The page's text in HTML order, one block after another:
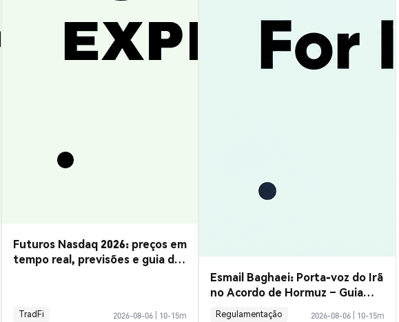
Futuros Nasdaq 2026: preços em
tempo real, previsões e guia de
TradFi 2026-08-06 10-15m
Esmail Baghaei: Porta-voz do Irã
no Acordo de Hormuz – Guia
Completo
Regulamentação 2026-08-06 10-15m